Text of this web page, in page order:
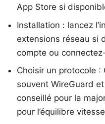
App Store si
Installation : lancez
extensions réseau si
compte ou
Choisir un protocole :
souvent WireGuard
conseillé pour la
pour l’équilibre